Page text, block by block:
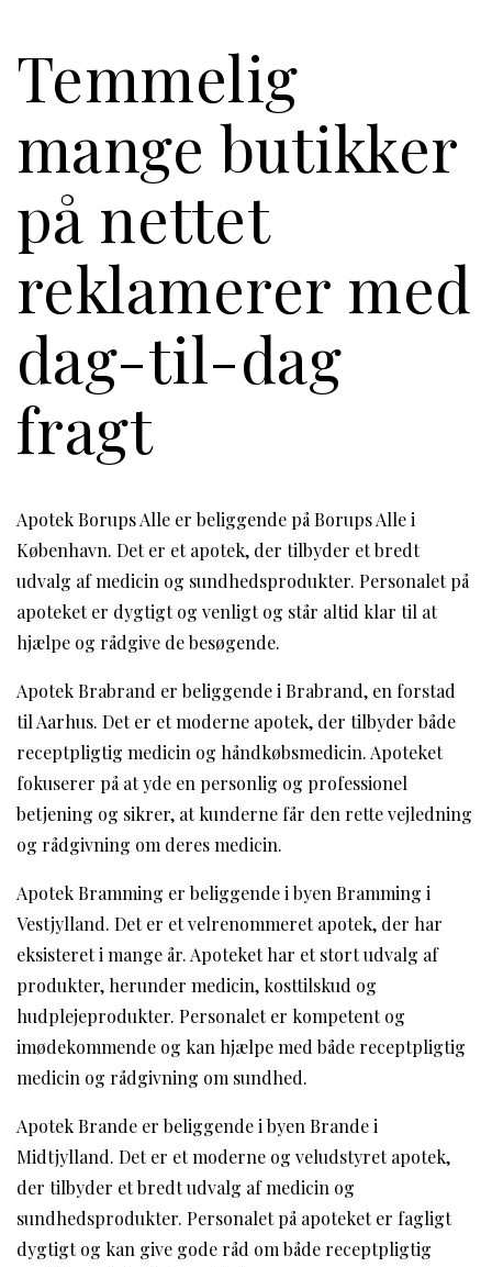
Temmelig
mange butikker
på nettet
reklamerer med
dag-til-dag
fragt
Apotek Borups Alle er beliggende på Borups Alle i
København. Det er et apotek, der tilbyder et bredt
udvalg af medicin og sundhedsprodukter. Personalet på
apoteket er dygtigt og venligt og står altid klar til at
hjælpe og rådgive de besøgende.
Apotek Brabrand er beliggende i Brabrand, en forstad
til Aarhus. Det er et moderne apotek, der tilbyder både
receptpligtig medicin og håndkøbsmedicin. Apoteket
fokuserer på at yde en personlig og professionel
betjening og sikrer, at kunderne får den rette vejledning
og rådgivning om deres medicin.
Apotek Bramming er beliggende i byen Bramming i
Vestjylland. Det er et velrenommeret apotek, der har
eksisteret i mange år. Apoteket har et stort udvalg af
produkter, herunder medicin, kosttilskud og
hudplejeprodukter. Personalet er kompetent og
imødekommende og kan hjælpe med både receptpligtig
medicin og rådgivning om sundhed.
Apotek Brande er beliggende i byen Brande i
Midtjylland. Det er et moderne og veludstyret apotek,
der tilbyder et bredt udvalg af medicin og
sundhedsprodukter. Personalet på apoteket er fagligt
dygtigt og kan give gode råd om både receptpligtig